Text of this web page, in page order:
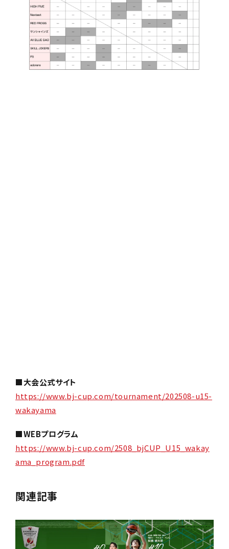
■大会公式サイト
https://www.bj-cup.com/tournament/202508-u15-
wakayama
■WEBプログラム
https://www.bj-cup.com/2508_bjCUP_U15_wakay
ama_program.pdf
関連記事